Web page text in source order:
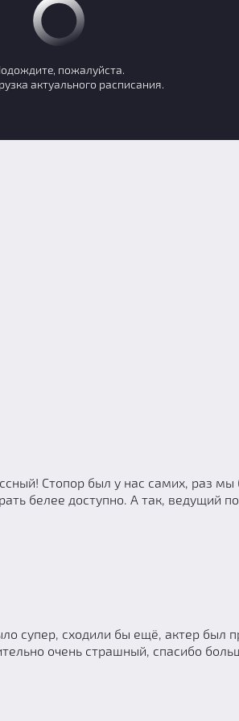
Стопор был у нас самих, раз
белее доступно. А так, ведущий